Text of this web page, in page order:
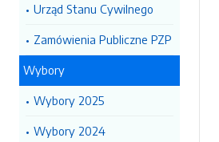
Urząd Stanu Cywilnego
Zamówienia Publiczne PZP
Wybory
Wybory 2025
Wybory 2024